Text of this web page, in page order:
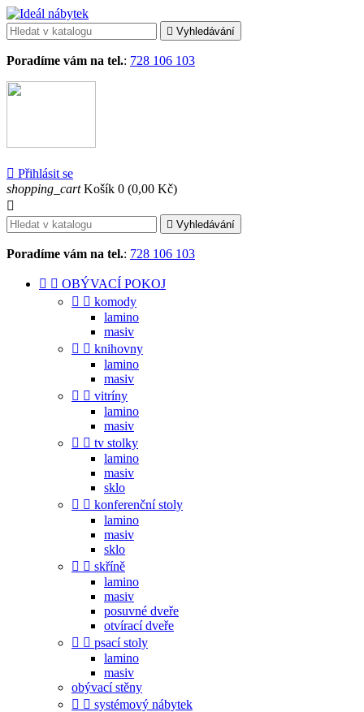
 Vyhledávání
Poradíme vám na tel.: 728 106 103
 Přihlásit se
shopping_cart Košík 0 (0,00 Kč)

 Vyhledávání
Poradíme vám na tel.: 728 106 103
  OBÝVACÍ POKOJ
  komody
lamino
masiv
  knihovny
lamino
masiv
  vitríny
lamino
masiv
  tv stolky
lamino
masiv
sklo
  konferenční stoly
lamino
masiv
sklo
  skříně
lamino
masiv
posuvné dveře
otvírací dveře
  psací stoly
lamino
masiv
obývací stěny
  systémový nábytek